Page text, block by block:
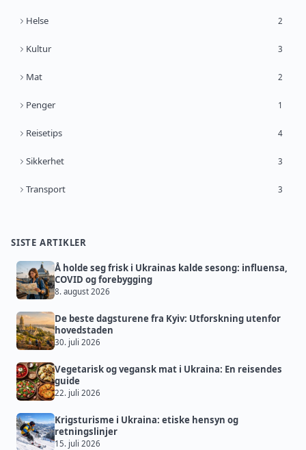
Helse 2
Kultur 3
Mat 2
Penger 1
Reisetips 4
Sikkerhet 3
Transport 3
SISTE ARTIKLER
Å holde seg frisk i Ukrainas kalde sesong: influensa,
COVID og forebygging
8. august 2026
De beste dagsturene fra Kyiv: Utforskning utenfor
hovedstaden
30. juli 2026
Vegetarisk og vegansk mat i Ukraina: En reisendes
guide
22. juli 2026
Krigsturisme i Ukraina: etiske hensyn og
retningslinjer
15. juli 2026